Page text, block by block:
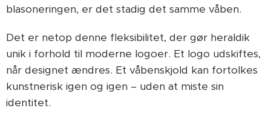
blasoneringen, er det stadig det samme våben.
Det er netop denne fleksibilitet, der gør heraldik
unik i forhold til moderne logoer. Et logo udskiftes,
når designet ændres. Et våbenskjold kan fortolkes
kunstnerisk igen og igen – uden at miste sin
identitet.